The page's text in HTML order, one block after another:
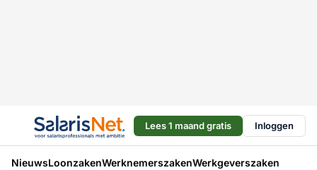
Lees 1 maand gratis Inloggen
NieuwsLoonzakenWerknemerszakenWerkgeverszaken